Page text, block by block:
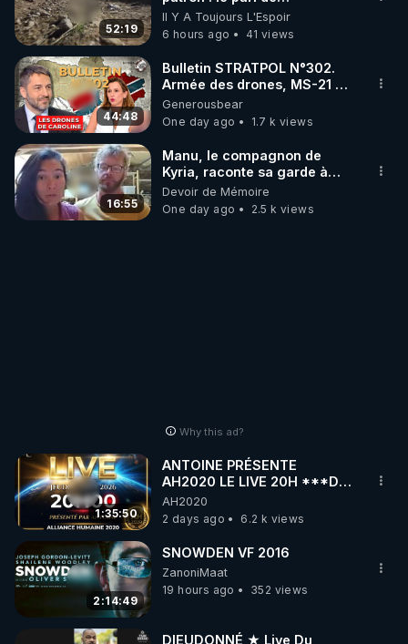
52:19
l’autonomie
Il Y A Toujours L'Espoir
6 hours ago
41 views
44:48
Bulletin STRATPOL N°302.
Armée des drones, MS-21 en
série, missiles coréens.
07.08.2026.
Generousbear
One day ago
1.7 k views
16:55
Manu, le compagnon de
Kyria, raconte sa garde à
vue musclée. PARTAGEZ!
Devoir de Mémoire
One day ago
2.5 k views
Why this ad?
1:35:50
ANTOINE PRÉSENTE
AH2020 LE LIVE 20H ***DU
06/08/2026***
AH2020
2 days ago
6.2 k views
2:14:49
SNOWDEN VF 2016
ZanoniMaat
19 hours ago
352 views
DIEUDONNÉ ★ Live Du